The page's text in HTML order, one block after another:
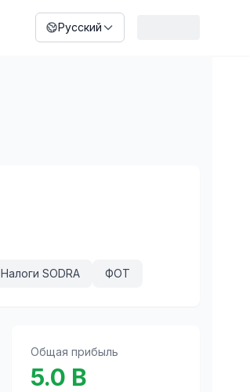
Русский
Налоги SODRA ФОТ
Общая прибыль
5.0 B